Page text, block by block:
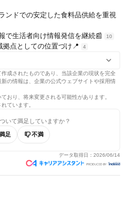
ンドでの安定した食料品供給を重視
で生活者向け情報発信を継続📰 10
点としての位置づけ📍 4
作成されたものであり、当該企業の現状を完全
の情報は、企業の公式ウェブサイトや採用情
おり、将来変更される可能性があります。
ています。
いて満足していますか？
足
不満
データ取得日： 2026/06/14